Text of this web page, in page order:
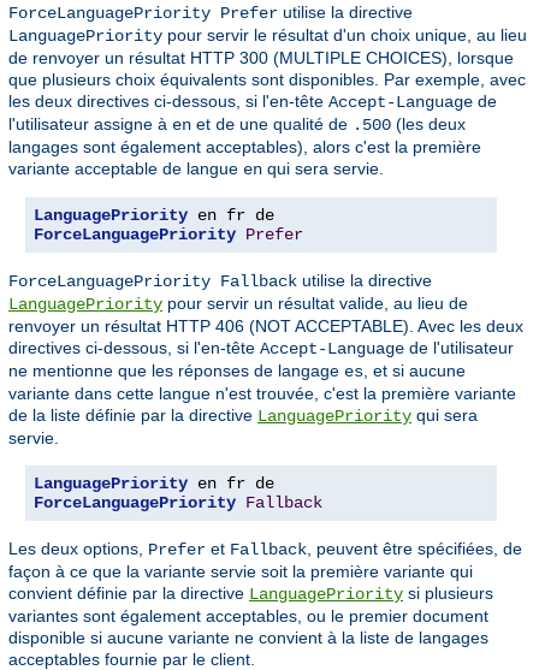
ForceLanguagePriority Prefer utilise la directive
LanguagePriority pour servir le résultat d'un choix unique, au lieu
de renvoyer un résultat HTTP 300 (MULTIPLE CHOICES), lorsque
que plusieurs choix équivalents sont disponibles. Par exemple, avec
les deux directives ci-dessous, si l'en-tête Accept-Language de
l'utilisateur assigne à en et de une qualité de .500 (les deux
langages sont également acceptables), alors c'est la première
variante acceptable de langue en qui sera servie.
LanguagePriority
ForceLanguagePriority Prefer
ForceLanguagePriority Fallback utilise la directive
LanguagePriority pour servir un résultat valide, au lieu de
renvoyer un résultat HTTP 406 (NOT ACCEPTABLE). Avec les deux
directives ci-dessous, si l'en-tête Accept-Language de l'utilisateur
ne mentionne que les réponses de langage es , et si aucune
variante dans cette langue n'est trouvée, c'est la première variante
de la liste définie par la directive LanguagePriority qui sera
servie.
LanguagePriority
ForceLanguagePriority Fallback
Les deux options, Prefer et Fallback , peuvent être spécifiées, de
façon à ce que la variante servie soit la première variante qui
convient définie par la directive LanguagePriority si plusieurs
variantes sont également acceptables, ou le premier document
disponible si aucune variante ne convient à la liste de langages
acceptables fournie par le client.